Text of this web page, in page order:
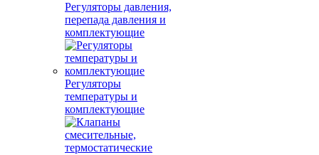
Регуляторы давления,
перепада давления и
комплектующие
Регуляторы
температуры и
комплектующие